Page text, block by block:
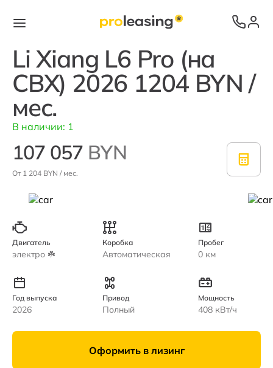
Li Xiang L6 Pro (на
СВХ) 2026 1204 BYN /
мес.
В наличии: 1
107 057 BYN
От 1 204 BYN / мес.
Двигатель
электро ☘️
Коробка
Автоматическая
Пробег
0 км
Год выпуска
2026
Привод
Полный
Мощность
408 кВт/ч
Оформить в лизинг